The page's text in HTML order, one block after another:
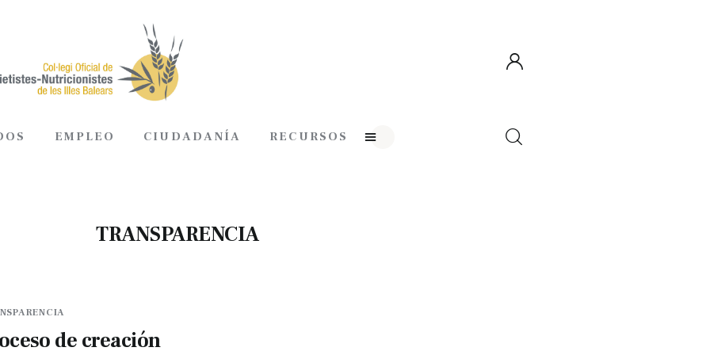
EMPLEO CIUDADANÍA RECURSOS
TRANSPARENCIA
de creación